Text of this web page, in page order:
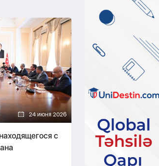
24 июня 2026
с